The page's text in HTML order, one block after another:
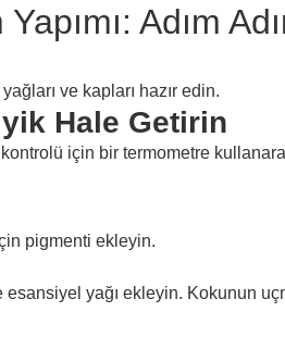
Adım
ve kapları hazır edin.
Hale Getirin
için bir termometre
pigmenti ekleyin.
yağı ekleyin. Kokunun